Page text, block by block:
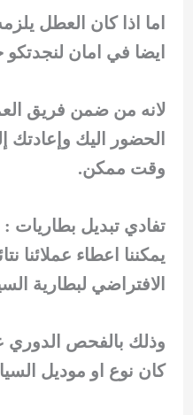
اما اذا كان العطل
ايضا في امان
لانه من ضمن فريق
الحضور اليك
وقت ممكن.
تفادي تبديل بطاريات :
يمكننا اعطاء عملائنا
الافتراضي لبطارية
وذلك بالفحص الدوري
كان نوع او موديل